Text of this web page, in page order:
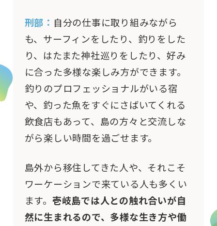
刑部： 自分の仕事に取り組みながら
も、サーフィンをしたり、釣りをした
り、はたまた神社巡りをしたり、好み
に合った多様な楽しみ方ができます。
釣りのプロフェッショナルがいる宿
や、釣った魚をすぐにさばいてくれる
飲食店もあって、島の方々と交流しな
がら楽しい時間を過ごせます。
島外から移住してきた人や、それこそ
ワーケーションで来ている人も多くい
ます。 壱岐島では人との触れ合いが自
然に生まれるので、多様な生き方や働